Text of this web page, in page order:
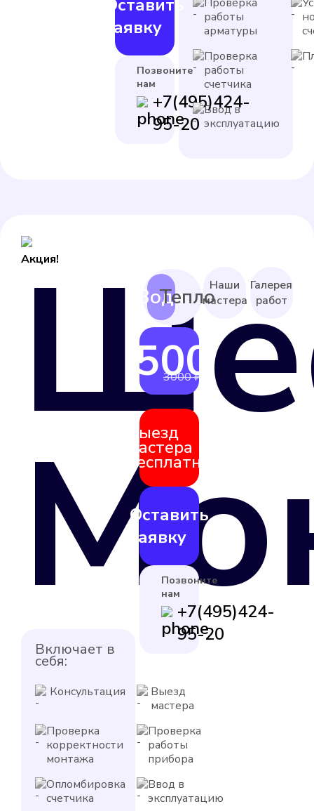
работы
арматуры
Проверка
работы
счетчика
Ввод в
эксплуатацию
Оставить
заявку
Позвоните
нам
+7(495)424-
95-20
Акция!
Включает в
себя:
Консультация
Выезд
мастера
Проверка
корректности
монтажа
Проверка
работы
прибора
Опломбировка
счетчика
Ввод в
эксплуатацию
2500 ₽
3000 ₽
Выезд
мастера
бесплатно
Оставить
заявку
Позвоните
нам
+7(495)424-
95-20
Наши
мастера
Галерея
работ